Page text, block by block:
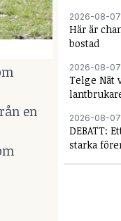
en
2026-08-07
Här är
bostad
2026-08-
Telge Nät
2026-08-
DEBATT:
starka